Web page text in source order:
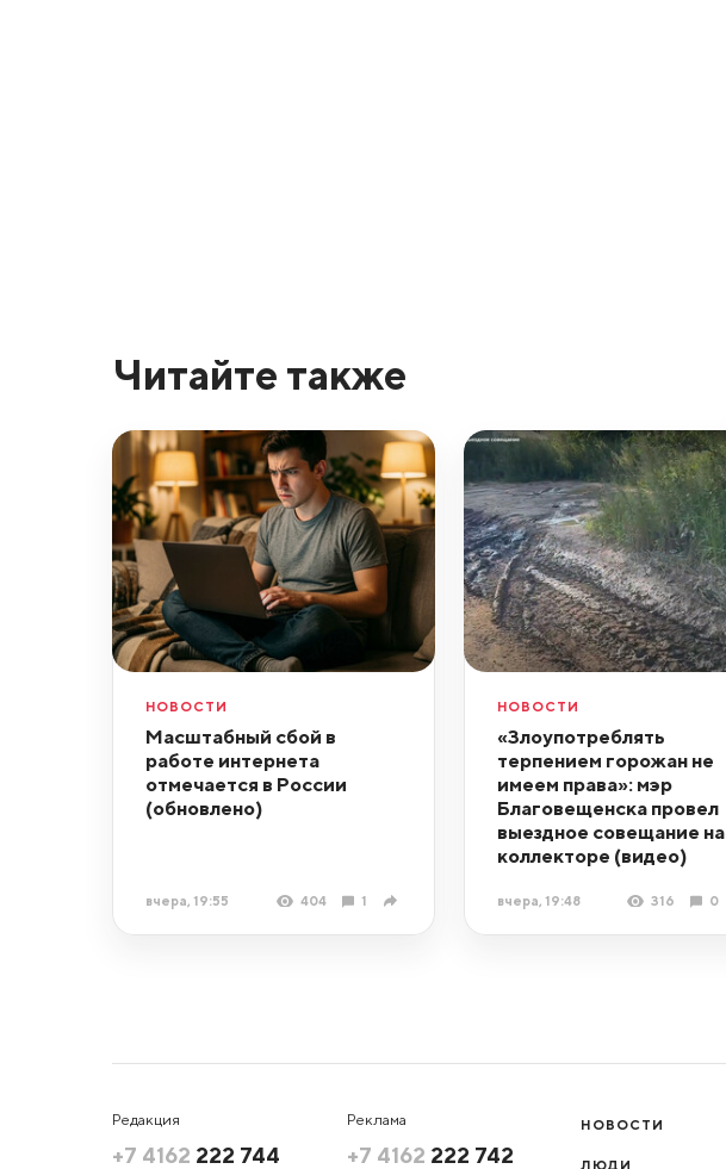
Читайте также
НОВОСТИ
Масштабный сбой в
работе интернета
отмечается в России
(обновлено)
вчера, 19:55 404 1
НОВОСТИ
«Злоупотреблять
терпением горожан не
имеем права»: мэр
Благовещенска провел
выездное совещание на
коллекторе (видео)
вчера, 19:48 316 0
Редакция
+7 4162 222 744
Реклама
+7 4162 222 742
НОВОСТИ
ЛЮДИ